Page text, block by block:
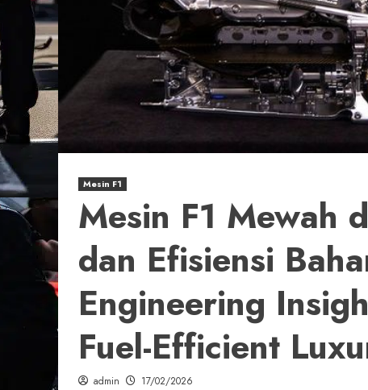
Mesin F1
Mesin F1 Mewah
dan Efisiensi
Engineering
Fuel-Efficient
admin 17/02/2026